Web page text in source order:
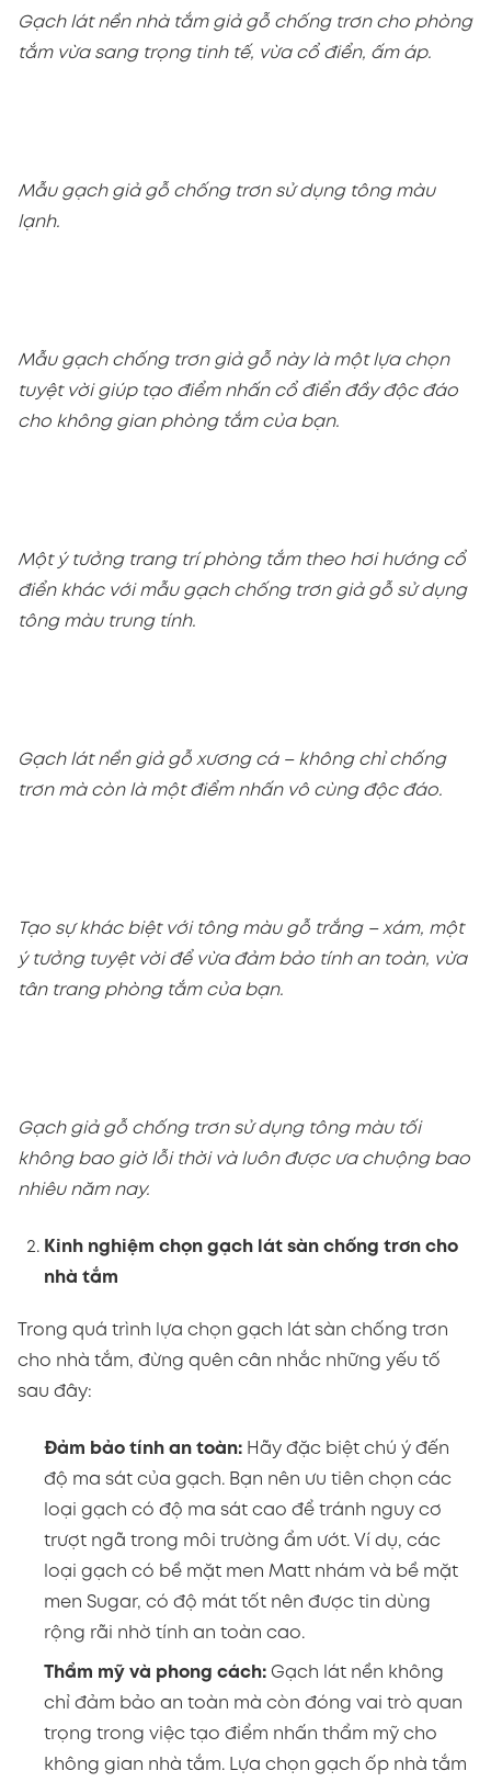
Gạch lát nền nhà tắm giả gỗ chống trơn cho phòng
tắm vừa sang trọng tinh tế, vừa cổ điển, ấm áp.
Mẫu gạch giả gỗ chống trơn sử dụng tông màu
lạnh.
Mẫu gạch chống trơn giả gỗ này là một lựa chọn
tuyệt vời giúp tạo điểm nhấn cổ điển đầy độc đáo
cho không gian phòng tắm của bạn.
Một ý tưởng trang trí phòng tắm theo hơi hướng cổ
điển khác với mẫu gạch chống trơn giả gỗ sử dụng
tông màu trung tính.
Gạch lát nền giả gỗ xương cá – không chỉ chống
trơn mà còn là một điểm nhấn vô cùng độc đáo.
Tạo sự khác biệt với tông màu gỗ trắng – xám, một
ý tưởng tuyệt vời để vừa đảm bảo tính an toàn, vừa
tân trang phòng tắm của bạn.
Gạch giả gỗ chống trơn sử dụng tông màu tối
không bao giờ lỗi thời và luôn được ưa chuộng bao
nhiêu năm nay.
Kinh nghiệm chọn gạch lát sàn chống trơn cho
nhà tắm
Trong quá trình lựa chọn gạch lát sàn chống trơn
cho nhà tắm, đừng quên cân nhắc những yếu tố
sau đây:
Đảm bảo tính an toàn: Hãy đặc biệt chú ý đến
độ ma sát của gạch. Bạn nên ưu tiên chọn các
loại gạch có độ ma sát cao để tránh nguy cơ
trượt ngã trong môi trường ẩm ướt. Ví dụ, các
loại gạch có bề mặt men Matt nhám và bề mặt
men Sugar, có độ mát tốt nên được tin dùng
rộng rãi nhờ tính an toàn cao.
Thẩm mỹ và phong cách: Gạch lát nền không
chỉ đảm bảo an toàn mà còn đóng vai trò quan
trọng trong việc tạo điểm nhấn thẩm mỹ cho
không gian nhà tắm. Lựa chọn gạch ốp nhà tắm